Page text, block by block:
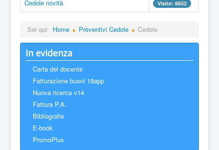
Cedole novità Visite: 8652
Sei qui: Home Preventivi Cedole Cedole
In evidenza
Carta del docente
Fatturazione buoni 18app
Nuova ricerca v14
Fattura P.A.
Bibliografie
E-book
PromoPlus